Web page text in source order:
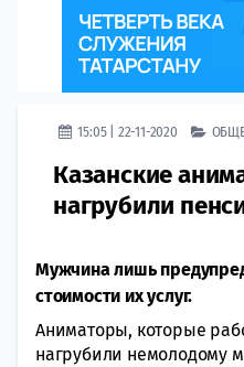
15:05 | 22-11-2020
Казанские
нагрубили
Мужчина лишь
стоимости их услуг.
Аниматоры, которые
нагрубили немолодому